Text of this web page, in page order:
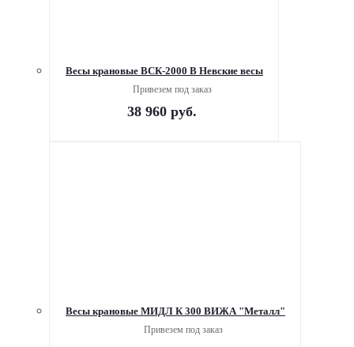
Весы крановые ВСК-2000 В Невские весы
Привезем под заказ
38 960руб.
Весы крановые МИДЛ К 300 ВИЖА "Металл"
Привезем под заказ